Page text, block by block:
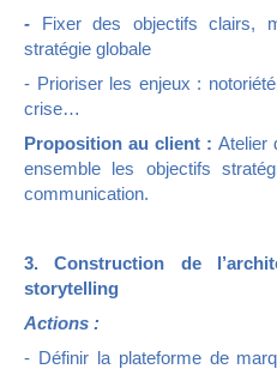
- Fixer des objectifs clairs,
stratégie globale
- Prioriser les enjeux :
crise…
Proposition au client : Atelier
ensemble les objectifs
communication.
3. Construction de
storytelling
Actions :
- Définir la plateforme de